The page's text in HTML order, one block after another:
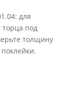
для
под
толщину